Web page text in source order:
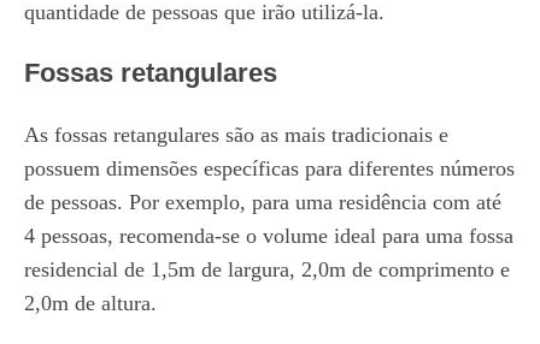
quantidade de pessoas que irão utilizá-la.
Fossas retangulares
As fossas retangulares são as mais tradicionais e
possuem dimensões específicas para diferentes números
de pessoas. Por exemplo, para uma residência com até
4 pessoas, recomenda-se o volume ideal para uma fossa
residencial de 1,5m de largura, 2,0m de comprimento e
2,0m de altura.